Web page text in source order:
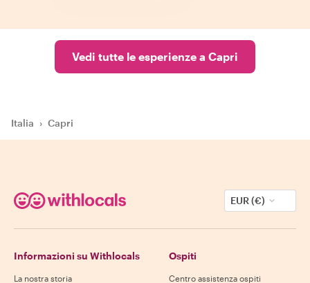
Vedi tutte le esperienze a Capri
Italia › Capri
EUR (€)
Informazioni su Withlocals
La nostra storia
Ospiti
Centro assistenza ospiti